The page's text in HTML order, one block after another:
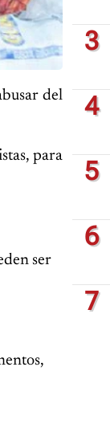
del
para
ser
3
4
5
6
7